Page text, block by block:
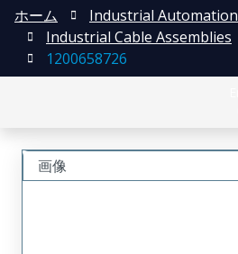
ホーム
Industrial Automation
Industrial Cable Assemblies
1200658726
画像